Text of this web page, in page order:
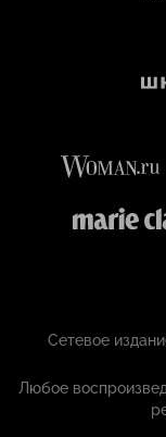
Сетевое
Любое